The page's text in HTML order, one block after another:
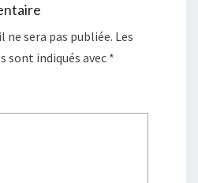
ne sera pas publiée. Les
sont indiqués avec *